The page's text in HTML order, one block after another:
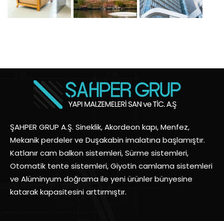
ŞAHPER GRUP A.Ş. Sineklik, Akordeon kapı, Menfez,
Mekanik perdeler ve Duşakabin imalatına başlamıştır.
Katlanır cam balkon sistemleri, Sürme sistemleri,
Otomatik tente sistemleri, Giyotin camlama sistemleri
ve Alüminyum doğrama ile yeni ürünler bünyesine
katarak kapasitesini arttırmıştır.